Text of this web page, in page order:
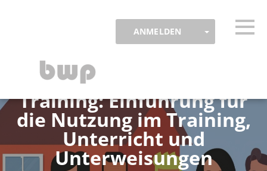
ANMELDEN TOGGLE
Wärmepumpen-Online-
Training: Einführung für
die Nutzung im Training,
Unterricht und
Unterweisungen